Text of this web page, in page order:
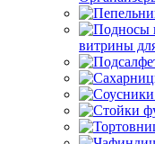
витрины